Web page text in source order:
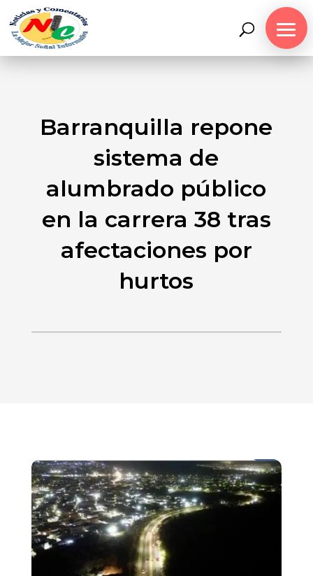
Barranquilla repone
sistema de
alumbrado público
en la carrera 38 tras
afectaciones por
hurtos